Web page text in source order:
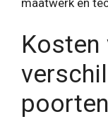
maatwerk en
Kosten
poorten